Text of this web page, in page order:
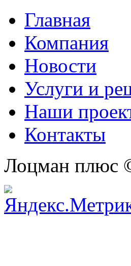
Главная
Компания
Новости
Услуги и
Наши
Контакты
Лоцман плюс